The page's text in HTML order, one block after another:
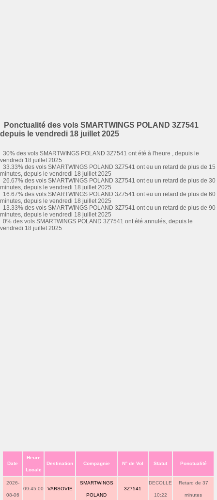
Ponctualité des vols SMARTWINGS POLAND 3Z7541
depuis le vendredi 18 juillet 2025
30% des vols SMARTWINGS POLAND 3Z7541 ont été à l'heure , depuis le
vendredi 18 juillet 2025
33.33% des vols SMARTWINGS POLAND 3Z7541 ont eu un retard de plus de 15
minutes, depuis le vendredi 18 juillet 2025
26.67% des vols SMARTWINGS POLAND 3Z7541 ont eu un retard de plus de 30
minutes, depuis le vendredi 18 juillet 2025
16.67% des vols SMARTWINGS POLAND 3Z7541 ont eu un retard de plus de 60
minutes, depuis le vendredi 18 juillet 2025
13.33% des vols SMARTWINGS POLAND 3Z7541 ont eu un retard de plus de 90
minutes, depuis le vendredi 18 juillet 2025
0% des vols SMARTWINGS POLAND 3Z7541 ont été annulés, depuis le
vendredi 18 juillet 2025
Date
Heure
Locale
Destination Compagnie N° de Vol Statut Ponctualité
2026-
08-06
09:45:00 VARSOVIE
SMARTWINGS
POLAND
3Z7541
DECOLLE
10:22
Retard de 37
minutes